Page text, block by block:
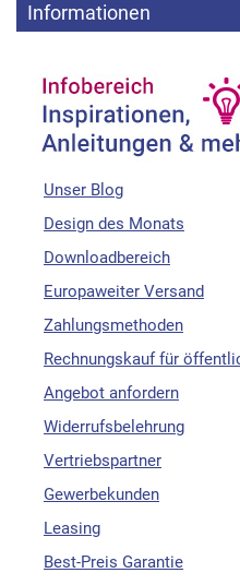
Informationen
Unser Blog
Design des Monats
Downloadbereich
Europaweiter Versand
Zahlungsmethoden
Rechnungskauf für
Angebot anfordern
Widerrufsbelehrung
Vertriebspartner
Gewerbekunden
Leasing
Best-Preis Garantie